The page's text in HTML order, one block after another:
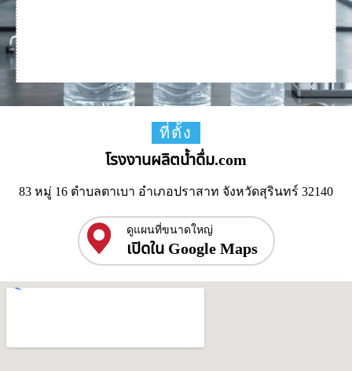
ที่ตั้ง
โรงงานผลิตน้ำดื่ม.com
83 หมู่ 16 ตำบลตาเบา อำเภอปราสาท จังหวัดสุรินทร์ 32140
ดูแผนที่ขนาดใหญ่
เปิดใน Google Maps